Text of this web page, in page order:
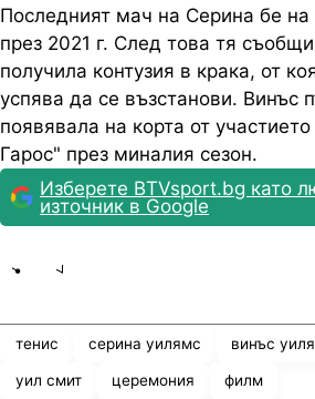
Последният мач на Серина бе
през 2021 г. След това тя
получила контузия в крака, от
успява да се възстанови. Винъс
появявала на корта от
Гарос" през миналия сезон.
Изберете BTVsport.bg като
източник в Google
тенис серина уилямс винъс
уил смит церемония филм